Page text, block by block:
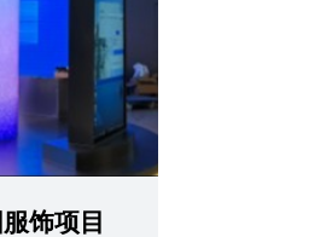
饰项目